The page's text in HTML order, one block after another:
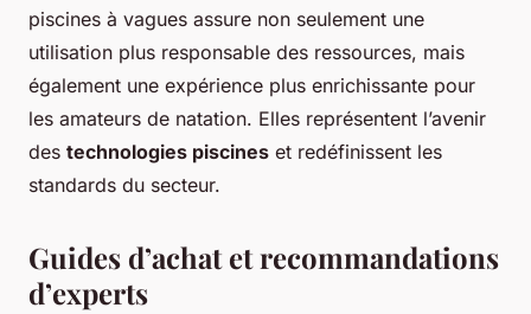
piscines à vagues assure non seulement une
utilisation plus responsable des ressources, mais
également une expérience plus enrichissante pour
les amateurs de natation. Elles représentent l’avenir
des technologies piscines et redéfinissent les
standards du secteur.
Guides d’achat et recommandations
d’experts